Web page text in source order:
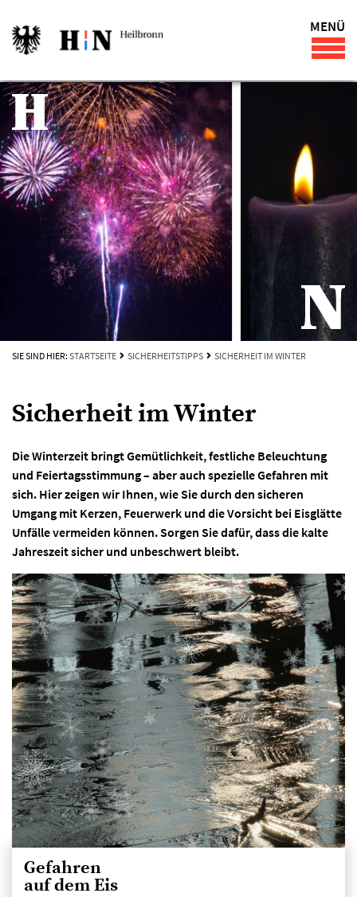
MENÜ
SIE SIND HIER: STARTSEITE SICHERHEITSTIPPS SICHERHEIT IM WINTER
Sicherheit im Winter
Die Winterzeit bringt Gemütlichkeit, festliche Beleuchtung
und Feiertagsstimmung – aber auch spezielle Gefahren mit
sich. Hier zeigen wir Ihnen, wie Sie durch den sicheren
Umgang mit Kerzen, Feuerwerk und die Vorsicht bei Eisglätte
Unfälle vermeiden können. Sorgen Sie dafür, dass die kalte
Jahreszeit sicher und unbeschwert bleibt.
Gefahren
auf dem Eis